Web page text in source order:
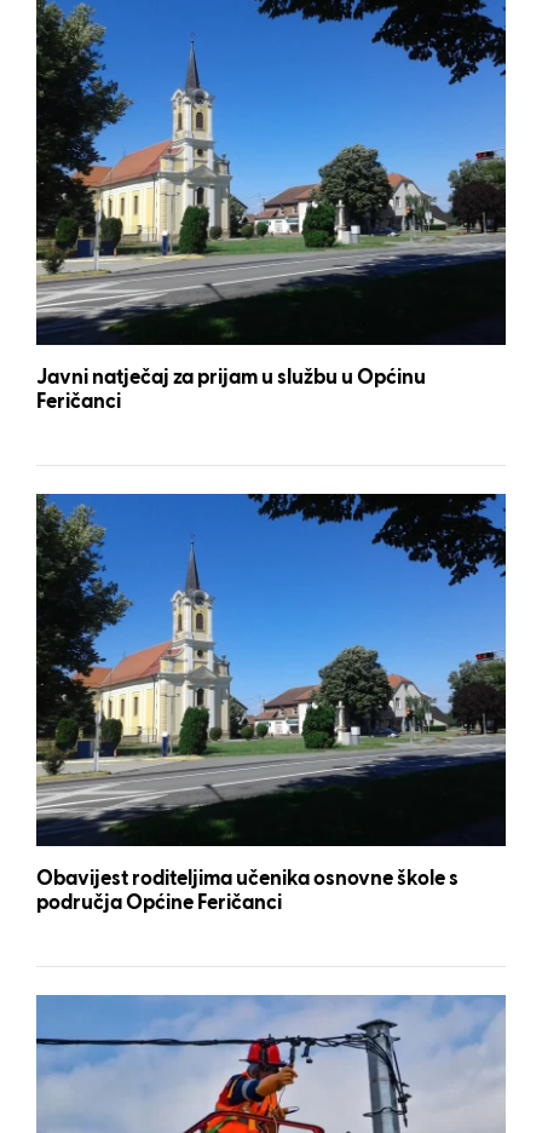
Javni natječaj za prijam u službu u Općinu
Feričanci
Obavijest roditeljima učenika osnovne škole s
područja Općine Feričanci